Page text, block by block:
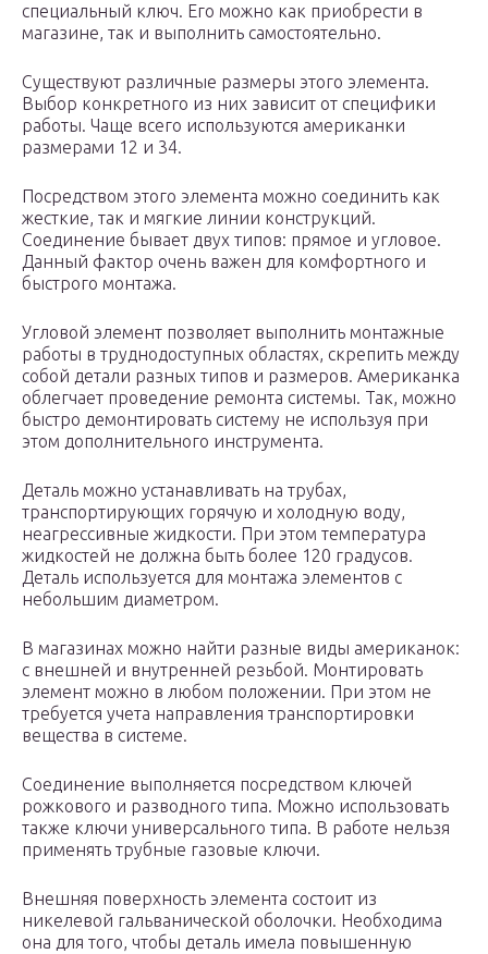
специальный ключ. Его можно как приобрести в
магазине, так и выполнить самостоятельно.
Существуют различные размеры этого элемента.
Выбор конкретного из них зависит от специфики
работы. Чаще всего используются американки
размерами 12 и 34.
Посредством этого элемента можно соединить как
жесткие, так и мягкие линии конструкций.
Соединение бывает двух типов: прямое и угловое.
Данный фактор очень важен для комфортного и
быстрого монтажа.
Угловой элемент позволяет выполнить монтажные
работы в труднодоступных областях, скрепить между
собой детали разных типов и размеров. Американка
облегчает проведение ремонта системы. Так, можно
быстро демонтировать систему не используя при
этом дополнительного инструмента.
Деталь можно устанавливать на трубах,
транспортирующих горячую и холодную воду,
неагрессивные жидкости. При этом температура
жидкостей не должна быть более 120 градусов.
Деталь используется для монтажа элементов с
небольшим диаметром.
В магазинах можно найти разные виды американок:
с внешней и внутренней резьбой. Монтировать
элемент можно в любом положении. При этом не
требуется учета направления транспортировки
вещества в системе.
Соединение выполняется посредством ключей
рожкового и разводного типа. Можно использовать
также ключи универсального типа. В работе нельзя
применять трубные газовые ключи.
Внешняя поверхность элемента состоит из
никелевой гальванической оболочки. Необходима
она для того, чтобы деталь имела повышенную